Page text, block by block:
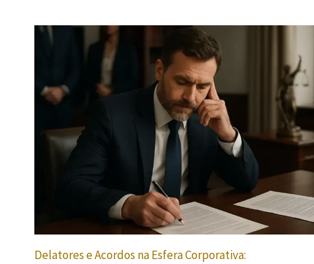
Delatores e Acordos na Esfera Corporativa: